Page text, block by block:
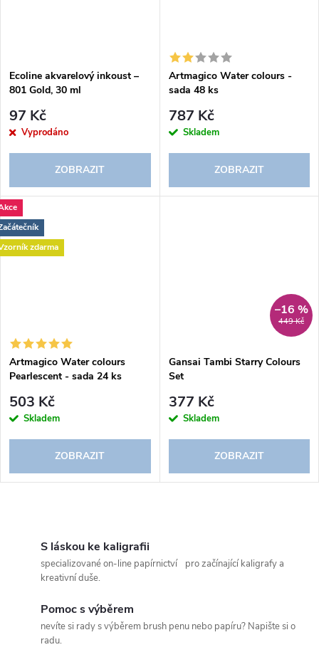
Ecoline akvarelový inkoust –
801 Gold, 30 ml
97 Kč
Vyprodáno
ZOBRAZIT
Artmagico Water colours -
sada 48 ks
787 Kč
Skladem
ZOBRAZIT
zdarma
Artmagico Water colours
Pearlescent - sada 24 ks
503 Kč
Skladem
ZOBRAZIT
449 Kč
–16 %
Gansai Tambi Starry Colours
Set
377 Kč
Skladem
ZOBRAZIT
S láskou ke kaligrafii
specializované on-line papírnictví pro začínající kaligrafy a
kreativní duše.
Pomoc s výběrem
nevíte si rady s výběrem brush penu nebo papíru? Napište si o
radu.